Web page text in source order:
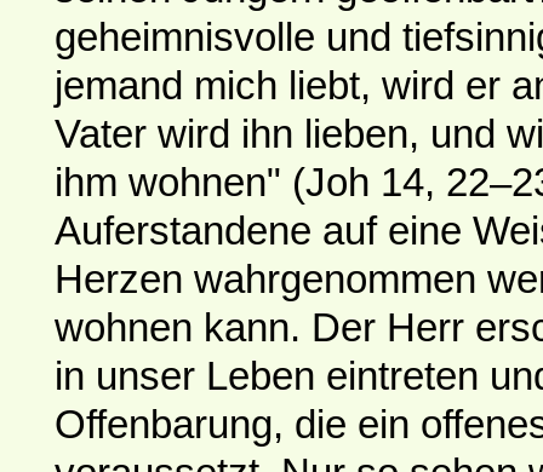
geheimnisvolle und
jemand mich liebt, wird er
Vater wird ihn lieben, und
ihm wohnen" (Joh 14,
Auferstandene auf eine
Herzen wahrgenommen
wohnen kann. Der Herr
in unser Leben eintreten
Offenbarung, die ein